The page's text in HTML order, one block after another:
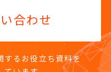
合わせ
するお役立ち資料を